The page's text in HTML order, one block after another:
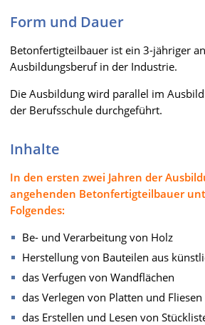
Form und Dauer
Betonfertigteilbauer ist ein 3-jähriger
Ausbildungsberuf in der Industrie.
Die Ausbildung wird parallel im
der Berufsschule durchgeführt.
Inhalte
In den ersten zwei Jahren der
angehenden Betonfertigteilbauer
Folgendes:
Be- und Verarbeitung von Holz
Herstellung von Bauteilen aus
das Verfugen von Wandflächen
das Verlegen von Platten und Fliesen
das Erstellen und Lesen von